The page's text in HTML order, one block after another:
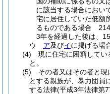
に該当する場合におい
宅に居住していた低額
るものである場合
3年を経過した後は、
ウ
ア及びイに掲げる場
(4)
現に住宅に困窮してい
と。
(5)
その者又はその者と現
とする親族が、暴力団員
する法律(平成3年法律第